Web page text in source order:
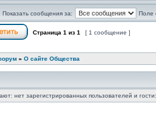
Показать сообщения за: Поле
Страница 1 из 1 [ 1 сообщение ]
» О сайте Общества
нет зарегистрированных пользователей и